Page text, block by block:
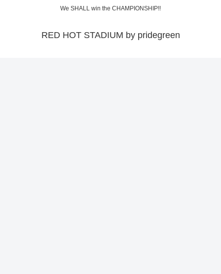
We SHALL win the CHAMPIONSHIP!!
RED HOT STADIUM by pridegreen